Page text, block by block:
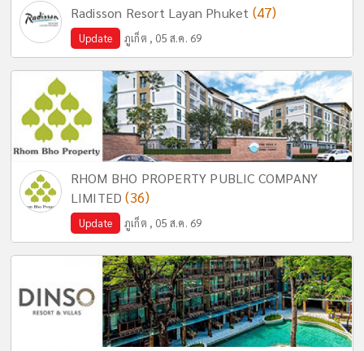
Radisson Resort Layan Phuket (47)
Update ภูเก็ต , 05 ส.ค. 69
RHOM BHO PROPERTY PUBLIC COMPANY
LIMITED(36)
Update ภูเก็ต , 05 ส.ค. 69